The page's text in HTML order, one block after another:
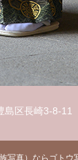
島区長崎3-8-11